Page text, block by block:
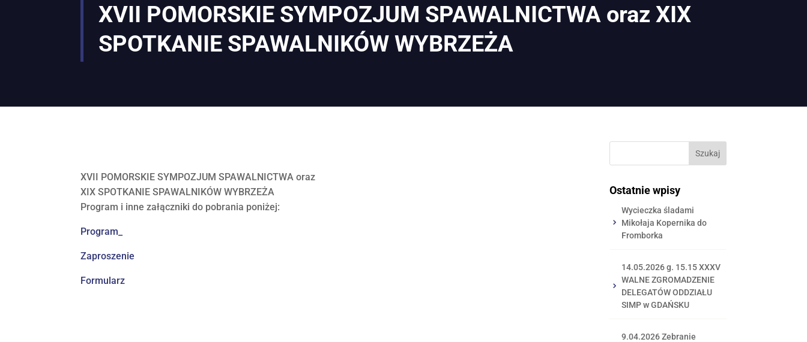
XVII POMORSKIE SYMPOZJUM SPAWALNICTWA oraz XIX
SPOTKANIE SPAWALNIKÓW WYBRZEŻA
XVII POMORSKIE SYMPOZJUM SPAWALNICTWA oraz
XIX SPOTKANIE SPAWALNIKÓW WYBRZEŻA
Program i inne załączniki do pobrania poniżej:
Program_
Zaproszenie
Formularz
Ostatnie wpisy
Wycieczka śladami
Mikołaja Kopernika do
Fromborka
14.05.2026 g. 15.15 XXXV
WALNE ZGROMADZENIE
DELEGATÓW ODDZIAŁU
SIMP w GDAŃSKU
9.04.2026 Zebranie